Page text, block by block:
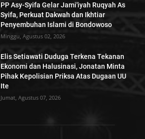
PP Asy-Syifa Gelar Jami'iyah Ruqyah As
Syifa, Perkuat Dakwah dan Ikhtiar
Penyembuhan Islami di Bondowoso
Minggu, Agustus 02, 2026
Elis Setiawati Duduga Terkena Tekanan
Ekonomi dan Halusinasi, Jonatan Minta
Pihak Kepolisian Priksa Atas Dugaan UU
Ite
Jumat, Agustus 07, 2026